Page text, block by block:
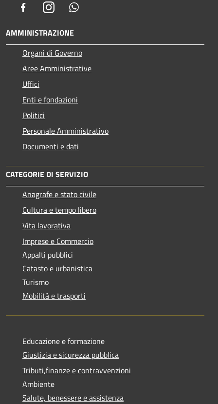
FacebookInstagram
AMMINISTRAZIONE
Organi di Governo
Aree Amministrative
Uffici
Enti e fondazioni
Politici
Personale Amministrativo
Documenti e dati
CATEGORIE DI SERVIZIO
Anagrafe e stato civile
Cultura e tempo libero
Vita lavorativa
Imprese e Commercio
Appalti pubblici
Catasto e urbanistica
Turismo
Mobilità e trasporti
Educazione e formazione
Giustizia e sicurezza pubblica
Tributi,finanze e contravvenzioni
Ambiente
Salute, benessere e assistenza